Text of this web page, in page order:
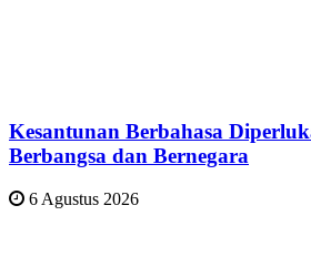
Kesantunan Berbahasa
Berbangsa dan Bernegara
6 Agustus 2026